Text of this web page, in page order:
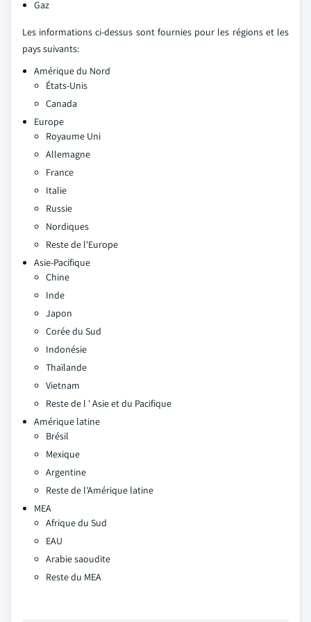
Gaz
Les informations ci-dessus sont fournies pour les régions et les
pays suivants:
Amérique du Nord
États-Unis
Canada
Europe
Royaume Uni
Allemagne
France
Italie
Russie
Nordiques
Reste de l'Europe
Asie-Pacifique
Chine
Inde
Japon
Corée du Sud
Indonésie
Thaïlande
Vietnam
Reste de l ' Asie et du Pacifique
Amérique latine
Brésil
Mexique
Argentine
Reste de l'Amérique latine
MEA
Afrique du Sud
EAU
Arabie saoudite
Reste du MEA